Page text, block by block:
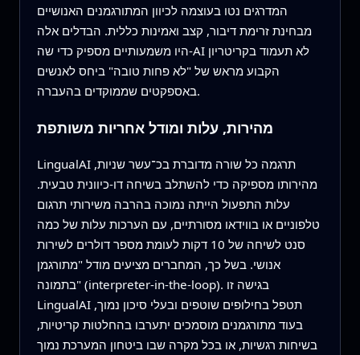
המדרגים נטו בעוצמה לכיוון המתורגמנים האנושיים
מבחינת זרימת דיבור, קצב ואמינות כללית. הבדלים אלה
היו משמעותיים מספיק כדי שה-AI לא תעמוד בקריטריון
הקבוע מראש של "לא פחות טובה" ביחס לאנשים
באספקטים שממוקדים בהעברה.
מהירות, עלות ומודל אחריות משותפת
LingualAI תרגמה כל שורה מדוברת בכ־עשר שניות,
מהירותו מספיקה כדי להשתלב בשיחה דו‑כיוונית טבעית.
עלות התפעול הייתה נמוכה בהרבה משירותי תרגום
טלפוניים או בווידאו מסורתיים, עם הערכות עלות של כמה
סנט לשיחה של 10 דקות לעומת מספר דולרים לשירות
אנושי. בשל כך, המחברים מציעים מודל "מתורגמן
בתמונה" (interpreter-in-the-loop). בגישה זו
LingualAI תטפל בחילופים שוטפים ובעלי סיכון נמוך,
בעוד מתורגמנים מוסמכים יתערבו בהחלטות קריטיות,
בשיחות רגשיות, או בכל מקרה שבו ביטחון המערכת נמוך